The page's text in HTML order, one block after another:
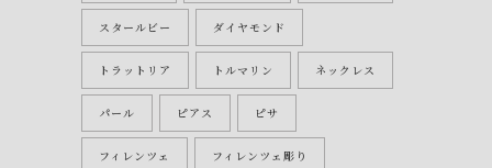
スタールビー ダイヤモンド
トラットリア トルマリン ネックレス
パール ピアス ピサ
フィレンツェ フィレンツェ彫り